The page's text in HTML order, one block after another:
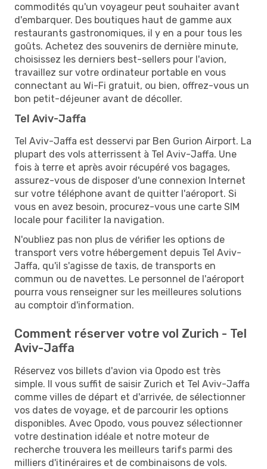
commodités qu'un voyageur peut souhaiter avant
d'embarquer. Des boutiques haut de gamme aux
restaurants gastronomiques, il y en a pour tous les
goûts. Achetez des souvenirs de dernière minute,
choisissez les derniers best-sellers pour l'avion,
travaillez sur votre ordinateur portable en vous
connectant au Wi-Fi gratuit, ou bien, offrez-vous un
bon petit-déjeuner avant de décoller.
Tel Aviv-Jaffa
Tel Aviv-Jaffa est desservi par Ben Gurion Airport. La
plupart des vols atterrissent à Tel Aviv-Jaffa. Une
fois à terre et après avoir récupéré vos bagages,
assurez-vous de disposer d'une connexion Internet
sur votre téléphone avant de quitter l'aéroport. Si
vous en avez besoin, procurez-vous une carte SIM
locale pour faciliter la navigation.
N'oubliez pas non plus de vérifier les options de
transport vers votre hébergement depuis Tel Aviv-
Jaffa, qu'il s'agisse de taxis, de transports en
commun ou de navettes. Le personnel de l'aéroport
pourra vous renseigner sur les meilleures solutions
au comptoir d'information.
Comment réserver votre vol Zurich - Tel
Aviv-Jaffa
Réservez vos billets d'avion via Opodo est très
simple. Il vous suffit de saisir Zurich et Tel Aviv-Jaffa
comme villes de départ et d'arrivée, de sélectionner
vos dates de voyage, et de parcourir les options
disponibles. Avec Opodo, vous pouvez sélectionner
votre destination idéale et notre moteur de
recherche trouvera les meilleurs tarifs parmi des
milliers d'itinéraires et de combinaisons de vols.